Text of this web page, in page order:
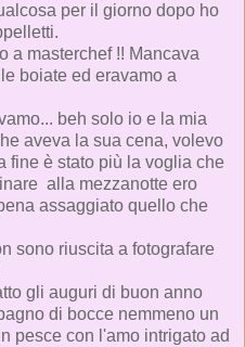
per il giorno dopo ho
a masterchef !! Mancava
boiate ed eravamo a
beh solo io e la mia
aveva la sua cena, volevo
fine è stato più la voglia che
alla mezzanotte ero
assaggiato quello che
sono riuscita a fotografare
gli auguri di buon anno
di bocce nemmeno un
pesce con l'amo intrigato ad